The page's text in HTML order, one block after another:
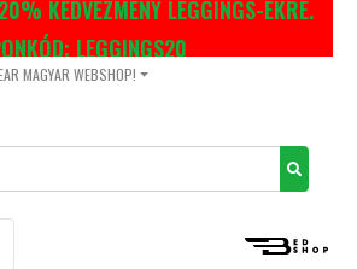
KEDVEZMÉNY LEGGINGS-EKRE.
LEGGINGS20
MAGYAR WEBSHOP!